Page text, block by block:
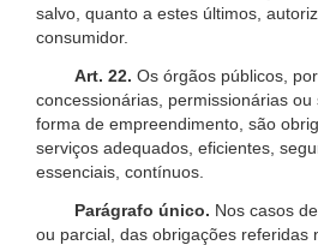
salvo, quanto a estes últimos,
consumidor.
Art. 22. Os órgãos públicos,
concessionárias, permissionárias
forma de empreendimento, são
serviços adequados, eficientes,
essenciais, contínuos.
Parágrafo único. Nos casos
ou parcial, das obrigações referidas